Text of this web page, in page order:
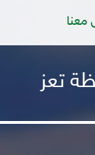
معنا
تعز